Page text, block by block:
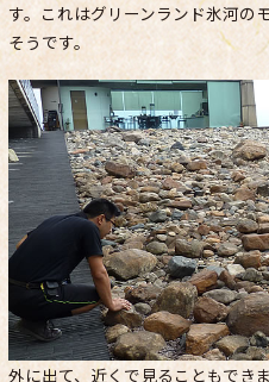
す。これはグリーンランド氷河の
そうです。
外に出て、近くで見ることもでき